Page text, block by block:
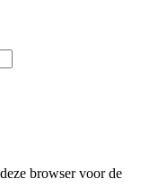
browser voor de